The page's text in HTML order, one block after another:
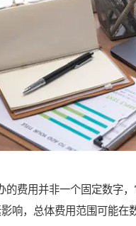
费用并非一个固定数字，
响，总体费用范围可能在